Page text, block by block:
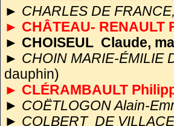
► CHARLES DE
► CHÂTEAU- RENAULT
► CHOISEUL Claude,
► CHOIN MARIE-ÉMILIE
dauphin)
► CLÉRAMBAULT
► COËTLOGON Alain-
► COLBERT DE